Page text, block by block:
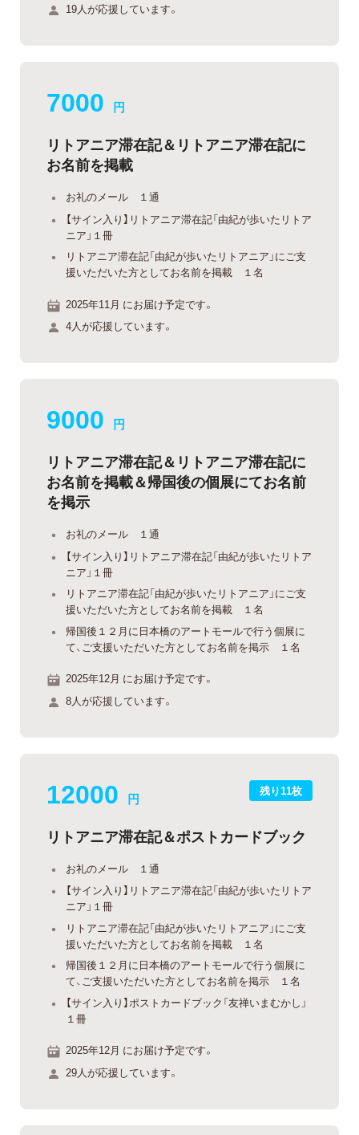
19人が応援しています。
7000 円
リトアニア滞在記＆リトアニア滞在記に
お名前を掲載
お礼のメール １通
【サイン入り】リトアニア滞在記「由紀が歩いたリトア
ニア」１冊
リトアニア滞在記「由紀が歩いたリトアニア」にご支
援いただいた方としてお名前を掲載 １名
2025年11月 にお届け予定です。
4人が応援しています。
9000 円
リトアニア滞在記＆リトアニア滞在記に
お名前を掲載＆帰国後の個展にてお名前
を掲示
お礼のメール １通
【サイン入り】リトアニア滞在記「由紀が歩いたリトア
ニア」１冊
リトアニア滞在記「由紀が歩いたリトアニア」にご支
援いただいた方としてお名前を掲載 １名
帰国後１２月に日本橋のアートモールで行う個展に
て、ご支援いただいた方としてお名前を掲示 １名
2025年12月 にお届け予定です。
8人が応援しています。
残り11枚
12000 円
リトアニア滞在記＆ポストカードブック
お礼のメール １通
【サイン入り】リトアニア滞在記「由紀が歩いたリトア
ニア」１冊
リトアニア滞在記「由紀が歩いたリトアニア」にご支
援いただいた方としてお名前を掲載 １名
帰国後１２月に日本橋のアートモールで行う個展に
て、ご支援いただいた方としてお名前を掲示 １名
【サイン入り】ポストカードブック「友禅いまむかし」
１冊
2025年12月 にお届け予定です。
29人が応援しています。